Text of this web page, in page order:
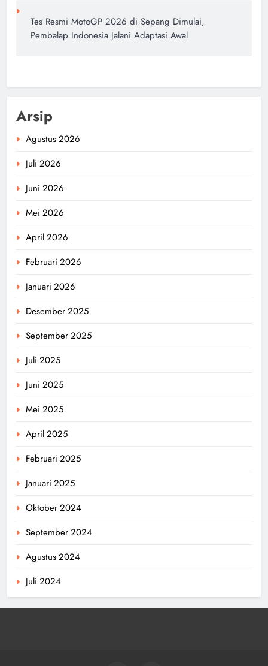
Tes Resmi MotoGP 2026 di Sepang Dimulai,
Pembalap Indonesia Jalani Adaptasi Awal
Arsip
Agustus 2026
Juli 2026
Juni 2026
Mei 2026
April 2026
Februari 2026
Januari 2026
Desember 2025
September 2025
Juli 2025
Juni 2025
Mei 2025
April 2025
Februari 2025
Januari 2025
Oktober 2024
September 2024
Agustus 2024
Juli 2024